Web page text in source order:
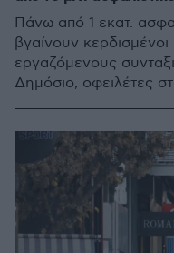
Πάνω από 1 εκατ.
βγαίνουν κερδισμένοι
εργαζόμενους
Δημόσιο, οφειλέτες